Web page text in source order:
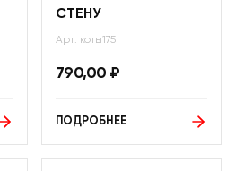
СТЕНУ
Арт: коты175
790,00 ₽
ПОДРОБНЕЕ